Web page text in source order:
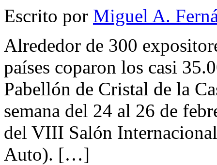
Escrito por Miguel A.
Alrededor de 300
países coparon los casi
Pabellón de Cristal de la
semana del 24 al 26 de
del VIII Salón
Auto). […]